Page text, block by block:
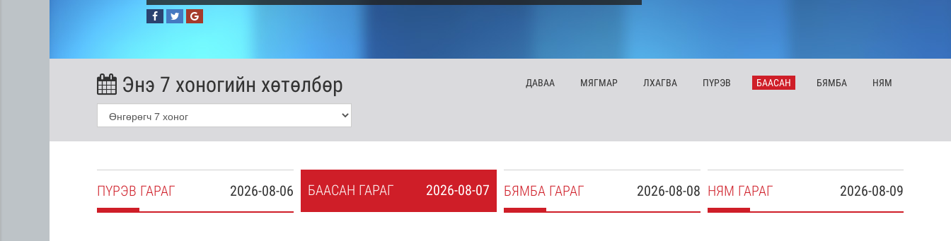
Энэ 7 хоногийн хөтөлбөр ДАВАА МЯГМАР ЛХАГВА ПҮРЭВ БААСАН БЯМБА НЯМ
2026-08-06
ПҮРЭВ ГАРАГ 2026-08-07
БААСАН ГАРАГ 2026-08-08
БЯМБА ГАРАГ 2026-08-09
НЯМ ГАРАГ